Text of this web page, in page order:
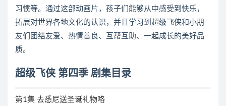
习惯等。通过这部动画片，孩子们能够从中感受到快乐，
拓展对世界各地文化的认识，并且学习到超级飞侠和小朋
友们团结友爱、热情善良、互帮互助、一起成长的美好品
质。
超级飞侠 第四季 剧集目录
第1集 去悉尼送圣诞礼物咯